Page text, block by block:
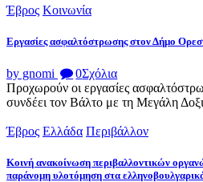
Έβρος Κοινωνία
Εργασίες ασφαλτόστρωσης στον Δήμο
by gnomi 0Σχόλια
Προχωρούν οι εργασίες
συνδέει τον Βάλτο με τη Μεγάλη
Έβρος Ελλάδα Περιβάλλον
Κοινή ανακοίνωση περιβαλλοντικών
παράνομη υλοτόμηση στα